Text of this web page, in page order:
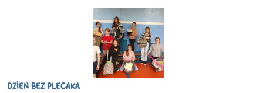
DZIEŃ BEZ PLECAKA